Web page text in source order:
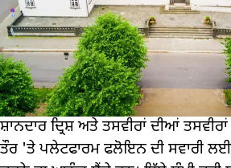
ਸ਼ਾਨਦਾਰ ਦ੍ਰਿਸ਼ ਅਤੇ ਤਸਵੀਰਾਂ ਦੀਆਂ
ਤੌਰ 'ਤੇ ਪਲੇਟਫਾਰਮ ਫਲੋਇਨ ਦੀ ਸਵਾਰੀ